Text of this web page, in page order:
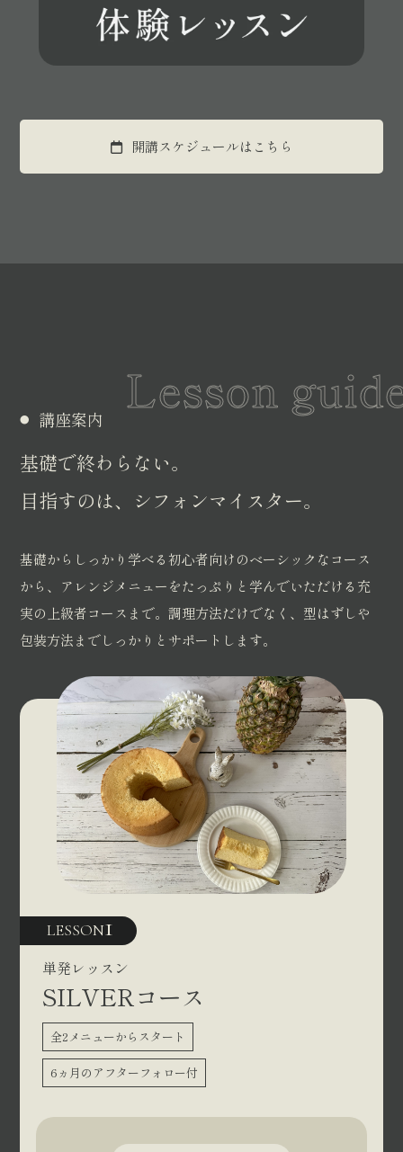
開講スケジュールはこちら
講座案内
基礎で終わらない。
目指すのは、シフォンマイスター。
Lesson
基礎からしっかり学べる初心者向けのベーシックなコース
から、アレンジメニューをたっぷりと学んでいただける充
実の上級者コースまで。調理方法だけでなく、型はずしや
包装方法までしっかりとサポートします。
LESSON1
単発レッスン
SILVERコース
全2メニューからスタート
6ヵ月のアフターフォロー付